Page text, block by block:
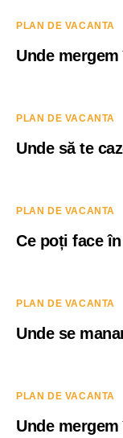
PLAN DE VACANTA
Unde
PLAN DE VACANTA
Unde să te
PLAN DE VACANTA
Ce poți face
PLAN DE VACANTA
Unde se
PLAN DE VACANTA
Unde